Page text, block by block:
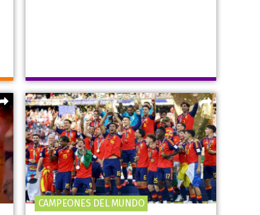
CAMPEONES DEL MUNDO